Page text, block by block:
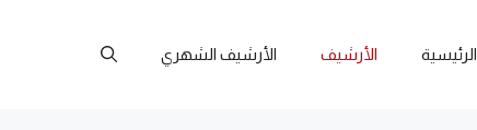
الرئيسية الأرشيف الأرشيف الشهري